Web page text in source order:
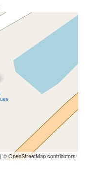
| © OpenStreetMap contributors